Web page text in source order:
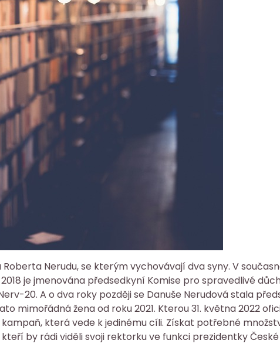
Nerudu, se kterým vychovávají dva syny. V
je jmenována předsedkyní Komise pro spravedlivé
20. A o dva roky později se Danuše Nerudová stala
mimořádná žena od roku 2021. Kterou 31. května 2022
která vede k jedinému cíli. Získat potřebné
by rádi viděli svoji rektorku ve funkci prezidentky